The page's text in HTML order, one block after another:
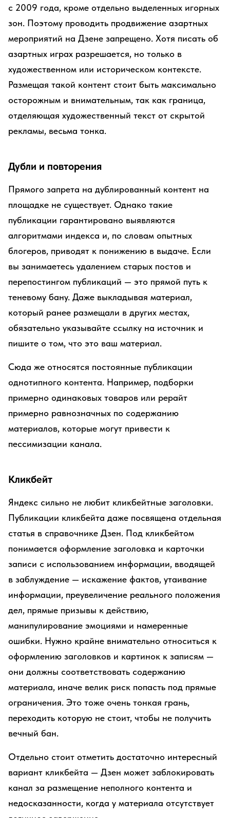
с 2009 года, кроме отдельно выделенных игорных
зон. Поэтому проводить продвижение азартных
мероприятий на Дзене запрещено. Хотя писать об
азартных играх разрешается, но только в
художественном или историческом контексте.
Размещая такой контент стоит быть максимально
осторожным и внимательным, так как граница,
отделяющая художественный текст от скрытой
рекламы, весьма тонка.
Дубли и повторения
Прямого запрета на дублированный контент на
площадке не существует. Однако такие
публикации гарантировано выявляются
алгоритмами индекса и, по словам опытных
блогеров, приводят к понижению в выдаче. Если
вы занимаетесь удалением старых постов и
перепостингом публикаций — это прямой путь к
теневому бану. Даже выкладывая материал,
который ранее размещали в других местах,
обязательно указывайте ссылку на источник и
пишите о том, что это ваш материал.
Сюда же относятся постоянные публикации
однотипного контента. Например, подборки
примерно одинаковых товаров или рерайт
примерно равнозначных по содержанию
материалов, которые могут привести к
пессимизации канала.
Кликбейт
Яндекс сильно не любит кликбейтные заголовки.
Публикации кликбейта даже посвящена отдельная
статья в справочнике Дзен. Под кликбейтом
понимается оформление заголовка и карточки
записи с использованием информации, вводящей
в заблуждение — искажение фактов, утаивание
информации, преувеличение реального положения
дел, прямые призывы к действию,
манипулирование эмоциями и намеренные
ошибки. Нужно крайне внимательно относиться к
оформлению заголовков и картинок к записям —
они должны соответствовать содержанию
материала, иначе велик риск попасть под прямые
ограничения. Это тоже очень тонкая грань,
переходить которую не стоит, чтобы не получить
вечный бан.
Отдельно стоит отметить достаточно интересный
вариант кликбейта — Дзен может заблокировать
канал за размещение неполного контента и
недосказанности, когда у материала отсутствует